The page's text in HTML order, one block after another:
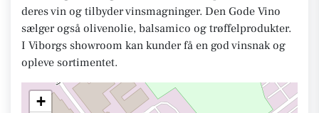
deres vin og tilbyder vinsmagninger. Den Gode Vino
sælger også olivenolie, balsamico og trøffelprodukter.
I Viborgs showroom kan kunder få en god vinsnak og
opleve sortimentet.
+